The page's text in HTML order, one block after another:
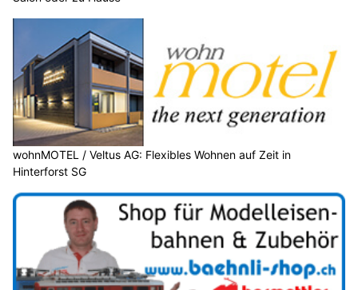
wohnMOTEL / Veltus AG: Flexibles Wohnen auf Zeit in
Hinterforst SG